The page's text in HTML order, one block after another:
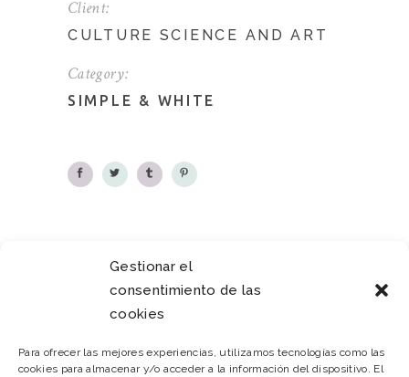
Gestionar el
consentimiento de las
cookies
Para ofrecer las mejores experiencias, utilizamos tecnologías como las
cookies para almacenar y/o acceder a la información del dispositivo. El
Client:
CULTURE SCIENCE AND ART
Category:
SIMPLE & WHITE